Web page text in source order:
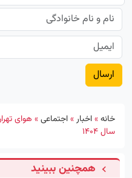
خانه»اخبار»اجتماعی»
سال 1404
همچنین ببینید